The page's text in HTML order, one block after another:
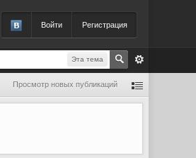
Войти Регистрация
Эта тема
Просмотр новых публикаций